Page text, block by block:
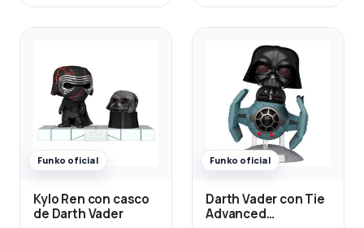
Funko oficial
Kylo Ren con casco
de Darth Vader
Funko oficial
Darth Vader con Tie
Advanced